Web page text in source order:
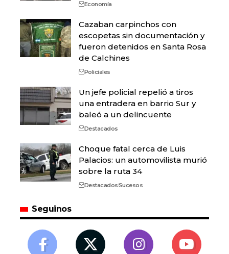
Economía
Cazaban carpinchos con
escopetas sin documentación y
fueron detenidos en Santa Rosa
de Calchines
Policiales
Un jefe policial repelió a tiros
una entradera en barrio Sur y
baleó a un delincuente
Destacados
Choque fatal cerca de Luis
Palacios: un automovilista murió
sobre la ruta 34
DestacadosSucesos
Seguinos